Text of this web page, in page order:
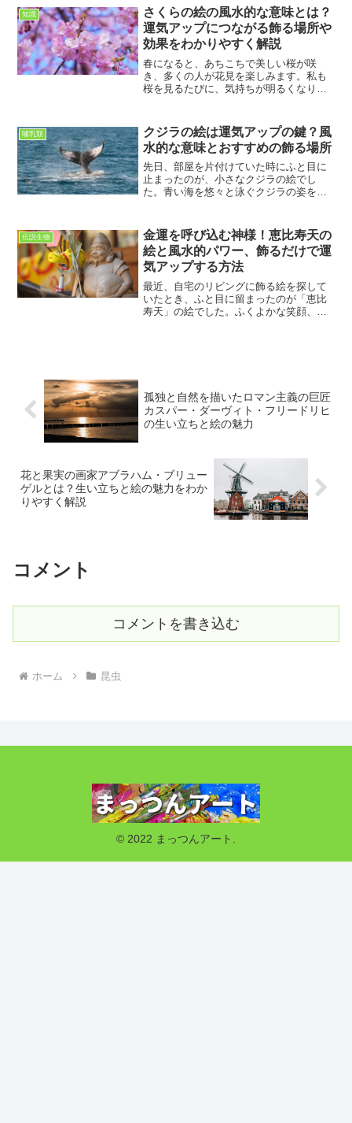
れ意味があると言われています。その中
でも、とうもろこしの絵に...
知識
さくらの絵の風水的な意味とは？
運気アップにつながる飾る場所や
効果をわかりやすく解説
春になると、あちこちで美しい桜が咲
き、多くの人が花見を楽しみます。私も
桜を見るたびに、気持ちが明るくなり、
生の節目や新たなスタートを象徴する存
在として親しまれてきました...
哺乳類
クジラの絵は運気アップの鍵？風
水的な意味とおすすめの飾る場所
先日、部屋を片付けていた時にふと目に
止まったのが、小さなクジラの絵でし
た。青い海を悠々と泳ぐクジラの姿を見
普段から家にいる時間が長いので、部屋
に飾るものが自分の気持ちを...
伝説生物
金運を呼び込む神様！恵比寿天の
絵と風水的パワー、飾るだけで運
気アップする方法
最近、自宅のリビングに飾る絵を探して
いたとき、ふと目に留まったのが「恵比
寿天」の絵でした。ふくよかな笑顔、右
孤独と自然を描いたロマン主義の巨匠
カスパー・ダーヴィト・フリードリヒ
の生い立ちと絵の魅力
花と果実の画家アブラハム・ブリュー
ゲルとは？生い立ちと絵の魅力をわか
りやすく解説
コメント
コメントを書き込む
ホーム 昆虫
© 2022 まっつんアート.